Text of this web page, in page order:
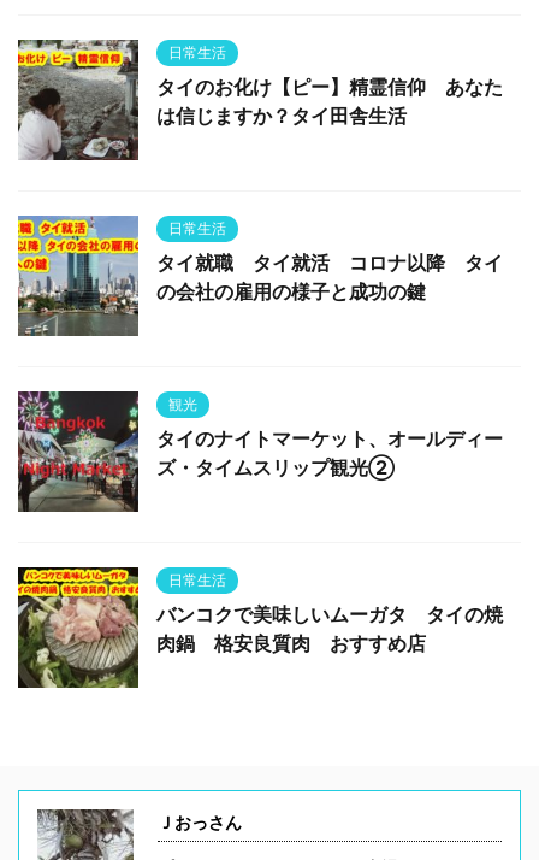
日常生活
タイのお化け【ピー】精霊信仰 あなた
は信じますか？タイ田舎生活
日常生活
タイ就職 タイ就活 コロナ以降 タイ
の会社の雇用の様子と成功の鍵
観光
タイのナイトマーケット、オールディー
ズ・タイムスリップ観光②
日常生活
バンコクで美味しいムーガタ タイの焼
肉鍋 格安良質肉 おすすめ店
Ｊおっさん